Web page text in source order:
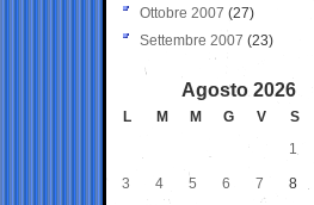
Ottobre 2007 (27)
Settembre 2007 (23)
Agosto 2026
L M M G V S
1
3 4 5 6 7 8